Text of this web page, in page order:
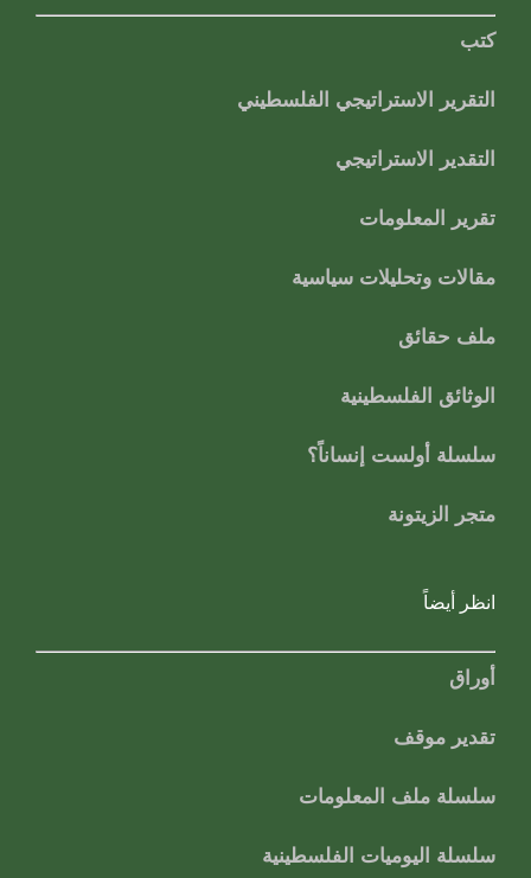
كتب
التقرير الاستراتيجي الفلسطيني
التقدير الاستراتيجي
تقرير المعلومات
مقالات وتحليلات سياسية
ملف حقائق
الوثائق الفلسطينية
سلسلة أولست إنساناً؟
متجر الزيتونة
انظر أيضاً
أوراق
تقدير موقف
سلسلة ملف المعلومات
سلسلة اليوميات الفلسطينية